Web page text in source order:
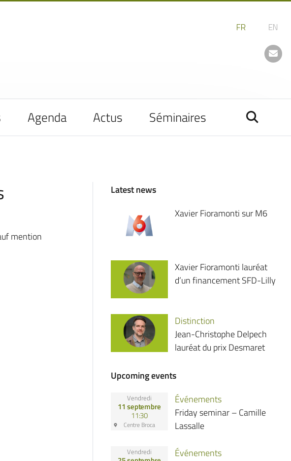
Agenda Actus Séminaires
mention
Latest news
Xavier Fioramonti sur M6
Xavier Fioramonti lauréat
d’un financement SFD-Lilly
Distinction
Jean-Christophe Delpech
lauréat du prix Desmaret
Upcoming events
Vendredi
11 septembre
11:30
Centre Broca
Événements
Friday seminar – Camille
Lassalle
Vendredi
Événements